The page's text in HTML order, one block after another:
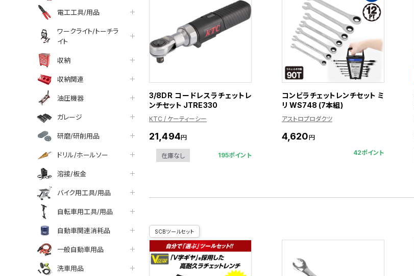
電工工具/用品
ワークライト/トーチラ
イト
収納
収納関連
油圧機器
ガレージ
研磨/研削用品
ドリル/ホールソー
溶接/板金
バイク用工具/用品
自転車用工具/用品
自動車関連消耗品
一般自動車用品
洗車用品
3/8DR コードレスラチェットレ
ンチセット JTRE330
KTC / ケーティーシー
21,494円
在庫なし 195ポイント
コンビラチェットレンチセット ミ
リ WS748 (7本組)
アストロプロダクツ
4,620円
42ポイント
SCBツールセット